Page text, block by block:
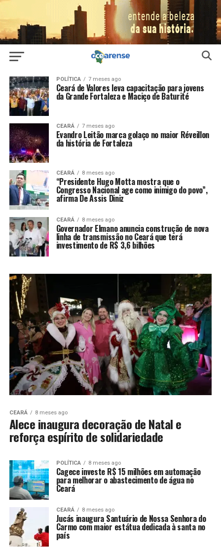
POLÍTICA 7 meses ago
Ceará de Valores leva capacitação para jovens
da Grande Fortaleza e Maciço de Baturité
CEARÁ 7 meses ago
Evandro Leitão marca golaço no maior Réveillon
da história de Fortaleza
CEARÁ 8 meses ago
“Presidente Hugo Motta mostra que o
Congresso Nacional age como inimigo do povo”,
afirma De Assis Diniz
CEARÁ 8 meses ago
Governador Elmano anuncia construção de nova
linha de transmissão no Ceará que terá
investimento de R$ 3,6 bilhões
CEARÁ 8 meses ago
Alece inaugura decoração de Natal e
reforça espírito de solidariedade
POLÍTICA 8 meses ago
Cagece investe R$ 15 milhões em automação
para melhorar o abastecimento de água no
Ceará
CEARÁ 8 meses ago
Jucás inaugura Santuário de Nossa Senhora do
Carmo com maior estátua dedicada à santa no
país